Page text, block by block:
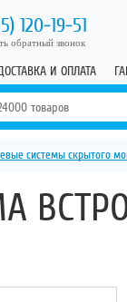
120-19-51
обратный звонок
И ОПЛАТА
системы скрытого